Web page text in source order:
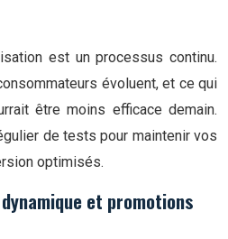
est un processus continu.
évoluent, et ce qui
être moins efficace demain.
de tests pour maintenir vos
optimisés.
et promotions